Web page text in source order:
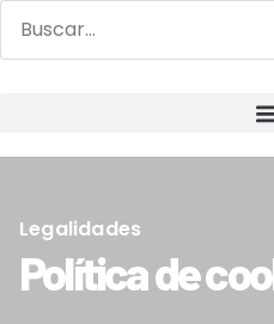
Legalidades
Política de